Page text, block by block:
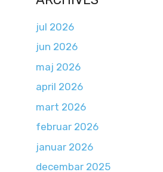
jul 2026
jun 2026
maj 2026
april 2026
mart 2026
februar 2026
januar 2026
decembar 2025